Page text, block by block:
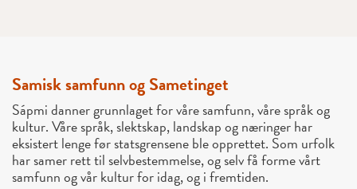
Samisk samfunn og Sametinget
Sápmi danner grunnlaget for våre samfunn, våre språk og
kultur. Våre språk, slektskap, landskap og næringer har
eksistert lenge før statsgrensene ble opprettet. Som urfolk
har samer rett til selvbestemmelse, og selv få forme vårt
samfunn og vår kultur for idag, og i fremtiden.